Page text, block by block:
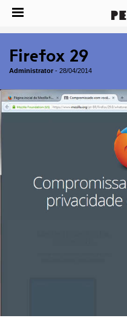
Firefox 29
Administrator - 28/04/2014